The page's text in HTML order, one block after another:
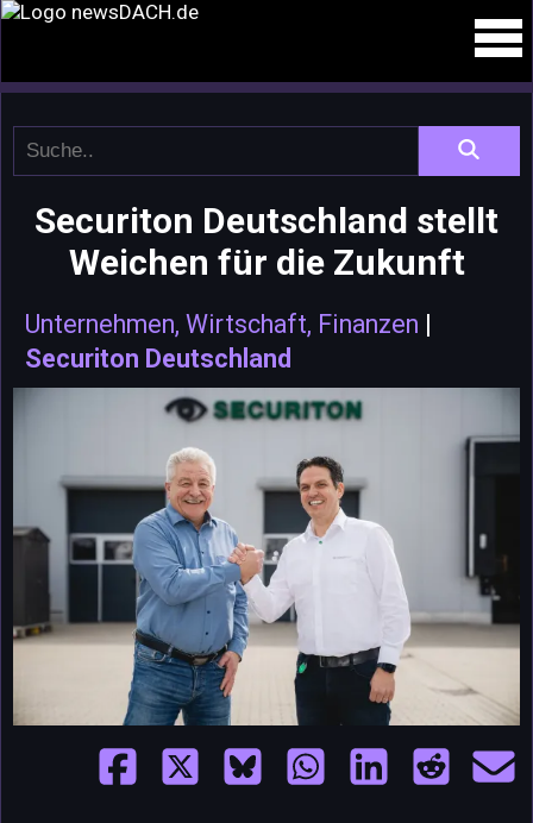
Securiton Deutschland stellt
Weichen für die Zukunft
Unternehmen, Wirtschaft, Finanzen |
Securiton Deutschland